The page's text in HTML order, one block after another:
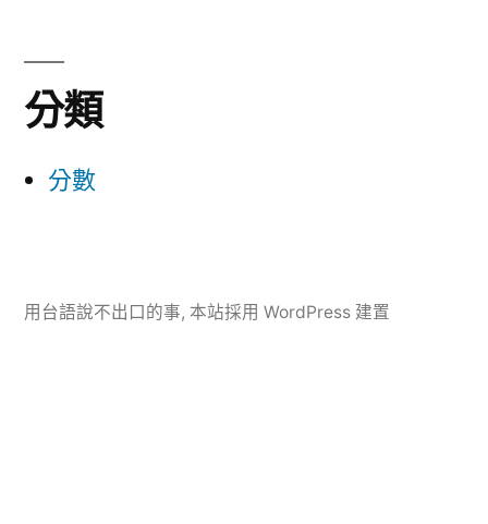
分類
分數
用台語說不出口的事, 本站採用 WordPress 建置